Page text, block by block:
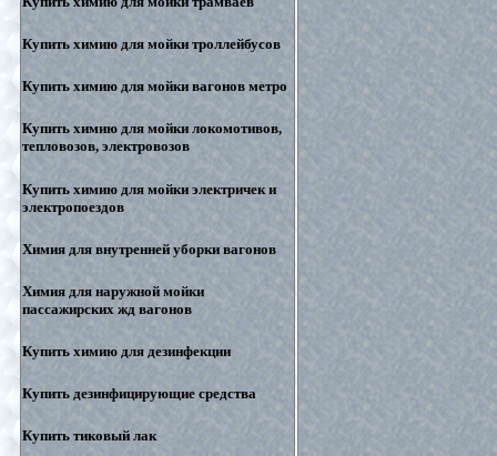
Купить химию для мойки троллейбусов
Купить химию для мойки вагонов метро
Купить химию для мойки локомотивов,
тепловозов, электровозов
Купить химию для мойки электричек и
электропоездов
Химия для внутренней уборки вагонов
Химия для наружной мойки
пассажирских жд вагонов
Купить химию для дезинфекции
Купить дезинфицирующие средства
Купить тиковый лак